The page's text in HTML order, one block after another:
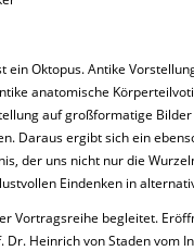
ein Oktopus. Antike
anatomische
auf großformatige
Daraus ergibt sich ein
der uns nicht nur die
Eindenken in
Vortragsreihe begleitet.
Heinrich von Staden vom